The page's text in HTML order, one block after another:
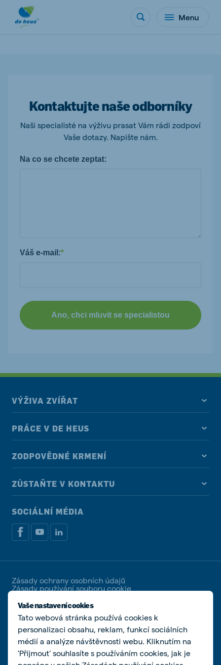
Menu
Kontaktujte naše odborníky
Naši specialisté na výživu prasat Vám rádi zodpoví
Vaše dotazy. Napište nám.
Na co se chcete zeptat:
*
Váš e-mail:
Ano, chci mluvit se specialistou
Vaše nastavení cookies
Tato webová stránka používá cookies k
personalizaci obsahu, reklam, funkcí sociálních
médií a analýze návštěvnosti webu. Kliknutím na
'Přijmout' souhlasíte s používáním cookies, jak je
VÝŽIVA ZVÍŘAT
PRÁCE V DE HEUS
ZODPOVĚDNÉ KRMENÍ
ZŮSTAŇTE V KONTAKTU
SOCIÁLNÍ MÉDIA
Zásady ochrany osobních údajů
Zásady používání souboru cookie
© De Heus Animal Nutrition | De Heus a.s. | IČ
25321498 | DIČ CZ25321498 | Společnost zapsaná u
Krajského soudu v Brně, spisová značka B 2162